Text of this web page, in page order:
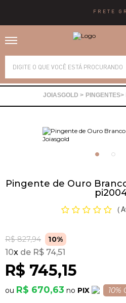
PINGENTES
Pingente de Ouro
(
R$ 827,94 10%
R$ 745,15
10x R$ 74,51
R$ 670,63 PIX 10%
Alianças
Brincos
Pulseiras
Piercing